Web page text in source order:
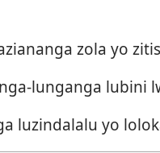
zola yo
lunganga lubini
luzindalalu yo